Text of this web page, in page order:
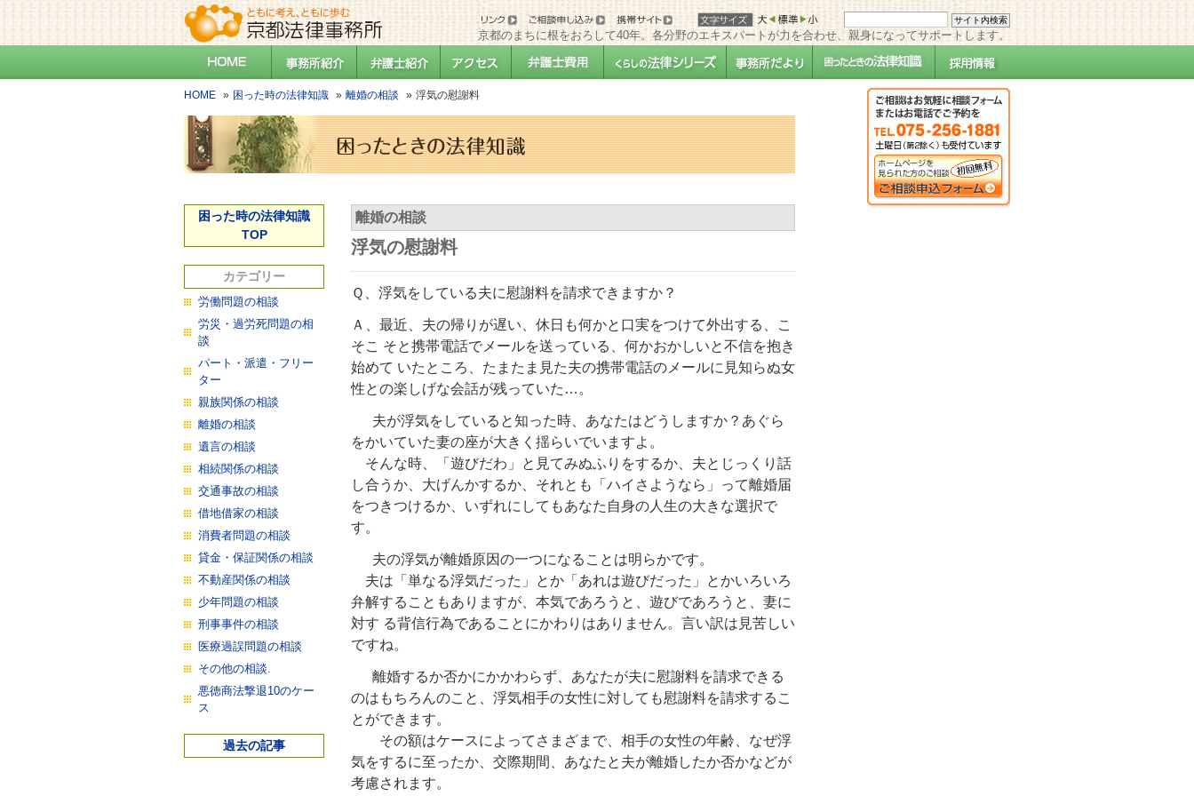
京都のまちに根をおろして40年。各分野のエキスパートが力を合わせ、親身になってサポートします。
HOME 困った時の法律知識 離婚の相談 浮気の慰謝料
離婚の相談
浮気の慰謝料
Ｑ、浮気をしている夫に慰謝料を請求できますか？
Ａ、最近、夫の帰りが遅い、休日も何かと口実をつけて外出する、こ
そこ そと携帯電話でメールを送っている、何かおかしいと不信を抱き
始めて いたところ、たまたま見た夫の携帯電話のメールに見知らぬ女
性との楽しげな会話が残っていた…。
夫が浮気をしていると知った時、あなたはどうしますか？あぐら
をかいていた妻の座が大きく揺らいでいますよ。
そんな時、「遊びだわ」と見てみぬふりをするか、夫とじっくり話
し合うか、大げんかするか、それとも「ハイさようなら」って離婚届
をつきつけるか、いずれにしてもあなた自身の人生の大きな選択で
す。
夫の浮気が離婚原因の一つになることは明らかです。
夫は「単なる浮気だった」とか「あれは遊びだった」とかいろいろ
弁解することもありますが、本気であろうと、遊びであろうと、妻に
対す る背信行為であることにかわりはありません。言い訳は見苦しい
ですね。
離婚するか否かにかかわらず、あなたが夫に慰謝料を請求できる
のはもちろんのこと、浮気相手の女性に対しても慰謝料を請求するこ
とができます。
その額はケースによってさまざまで、相手の女性の年齢、なぜ浮
気をするに至ったか、交際期間、あなたと夫が離婚したか否かなどが
考慮されます。
困った時の法律知識
TOP
カテゴリー
労働問題の相談
労災・過労死問題の相
談
パート・派遣・フリー
ター
親族関係の相談
離婚の相談
遺言の相談
相続関係の相談
交通事故の相談
借地借家の相談
消費者問題の相談
貸金・保証関係の相談
不動産関係の相談
少年問題の相談
刑事事件の相談
医療過誤問題の相談
その他の相談.
悪徳商法撃退10のケー
ス
過去の記事